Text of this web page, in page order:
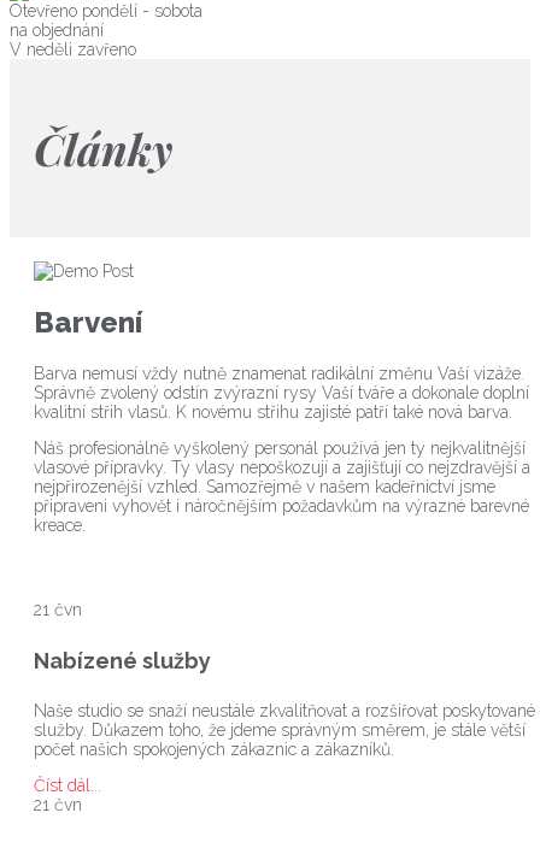
Otevřeno pondělí - sobota
na objednání
V neděli zavřeno
Články
Barvení
Barva nemusí vždy nutně znamenat radikální změnu Vaší vizáže.
Správně zvolený odstín zvýrazní rysy Vaší tváře a dokonale doplní
kvalitní střih vlasů. K novému střihu zajisté patří také nová barva.
Náš profesionálně vyškolený personál používá jen ty nejkvalitnější
vlasové přípravky. Ty vlasy nepoškozují a zajišťují co nejzdravější a
nejpřirozenější vzhled. Samozřejmě v našem kadeřnictví jsme
připraveni vyhovět i náročnějším požadavkům na výrazné barevné
kreace.
21 čvn
Nabízené služby
Naše studio se snaží neustále zkvalitňovat a rozšiřovat poskytované
služby. Důkazem toho, že jdeme správným směrem, je stále větší
počet našich spokojených zákaznic a zákazníků.
Číst dál...
21 čvn